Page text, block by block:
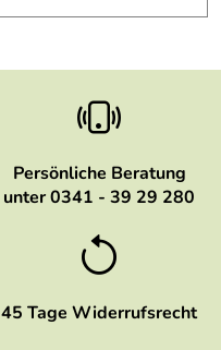
Persönliche Beratung
unter 0341 - 39 29 280
45 Tage Widerrufsrecht